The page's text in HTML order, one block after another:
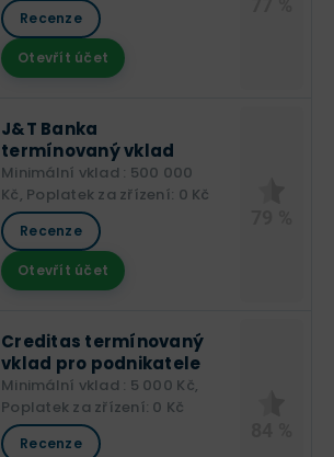
Recenze
Otevřít účet
J&T Banka
termínovaný vklad
Minimální vklad : 500 000
Kč, Poplatek za zřízení: 0 Kč
Recenze
Otevřít účet
Creditas termínovaný
vklad pro podnikatele
Minimální vklad : 5 000 Kč,
Poplatek za zřízení: 0 Kč
Recenze